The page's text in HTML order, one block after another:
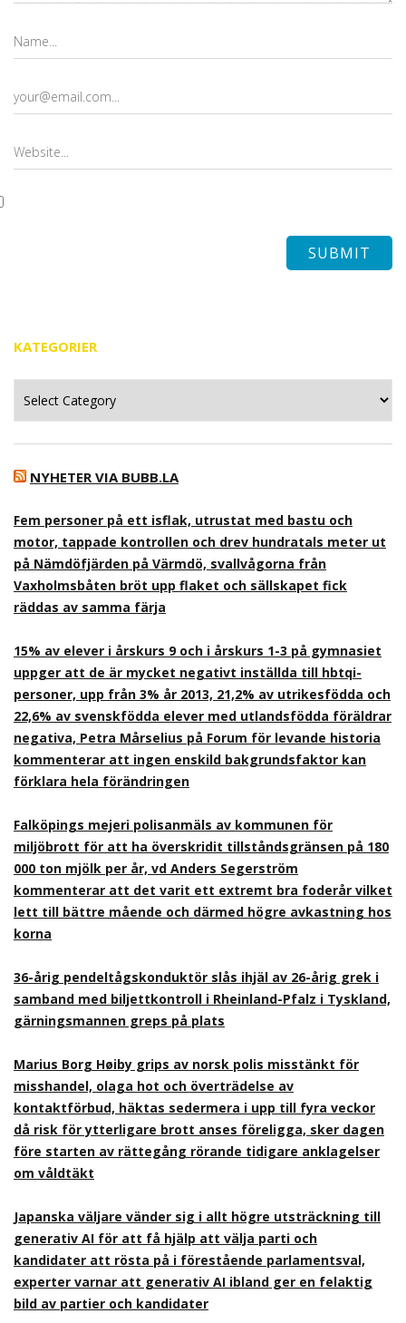
KATEGORIER
NYHETER VIA BUBB.LA
Fem personer på ett isflak, utrustat med bastu och
motor, tappade kontrollen och drev hundratals meter ut
på Nämdöfjärden på Värmdö, svallvågorna från
Vaxholmsbåten bröt upp flaket och sällskapet fick
räddas av samma färja
15% av elever i årskurs 9 och i årskurs 1-3 på gymnasiet
uppger att de är mycket negativt inställda till hbtqi-
personer, upp från 3% år 2013, 21,2% av utrikesfödda och
22,6% av svenskfödda elever med utlandsfödda föräldrar
negativa, Petra Mårselius på Forum för levande historia
kommenterar att ingen enskild bakgrundsfaktor kan
förklara hela förändringen
Falköpings mejeri polisanmäls av kommunen för
miljöbrott för att ha överskridit tillståndsgränsen på 180
000 ton mjölk per år, vd Anders Segerström
kommenterar att det varit ett extremt bra foderår vilket
lett till bättre mående och därmed högre avkastning hos
korna
36-årig pendeltågskonduktör slås ihjäl av 26-årig grek i
samband med biljettkontroll i Rheinland-Pfalz i Tyskland,
gärningsmannen greps på plats
Marius Borg Høiby grips av norsk polis misstänkt för
misshandel, olaga hot och överträdelse av
kontaktförbud, häktas sedermera i upp till fyra veckor
då risk för ytterligare brott anses föreligga, sker dagen
före starten av rättegång rörande tidigare anklagelser
om våldtäkt
Japanska väljare vänder sig i allt högre utsträckning till
generativ AI för att få hjälp att välja parti och
kandidater att rösta på i förestående parlamentsval,
experter varnar att generativ AI ibland ger en felaktig
bild av partier och kandidater